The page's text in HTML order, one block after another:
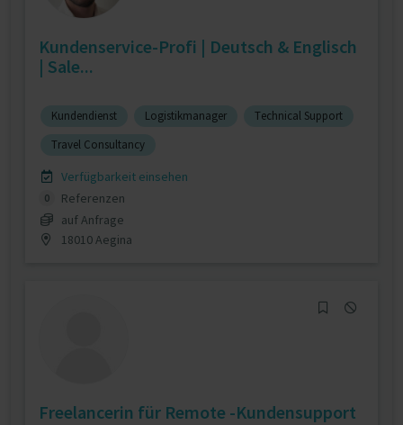
Kundenservice-Profi | Deutsch & Englisch
| Sale...
Kundendienst Logistikmanager
Technical Support
Travel Consultancy
Verfügbarkeit einsehen
0
Referenzen
auf Anfrage
18010 Aegina
Freelancerin für Remote -Kundensupport